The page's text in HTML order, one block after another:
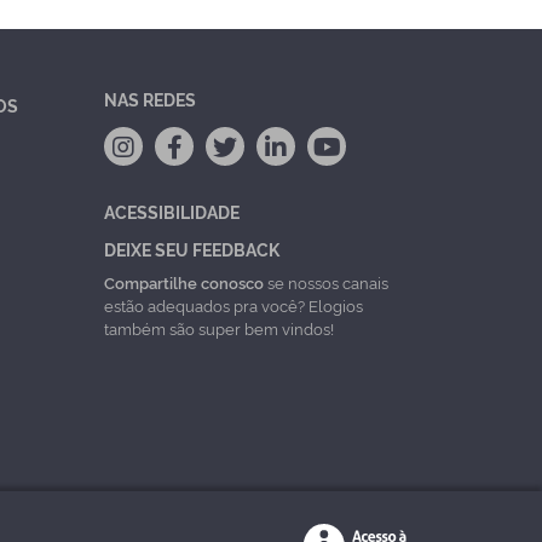
NAS REDES
ACESSIBILIDADE
DEIXE SEU FEEDBACK
Compartilhe conoscose nossos canais
estão adequados pra você? Elogios
também são super bem vindos!